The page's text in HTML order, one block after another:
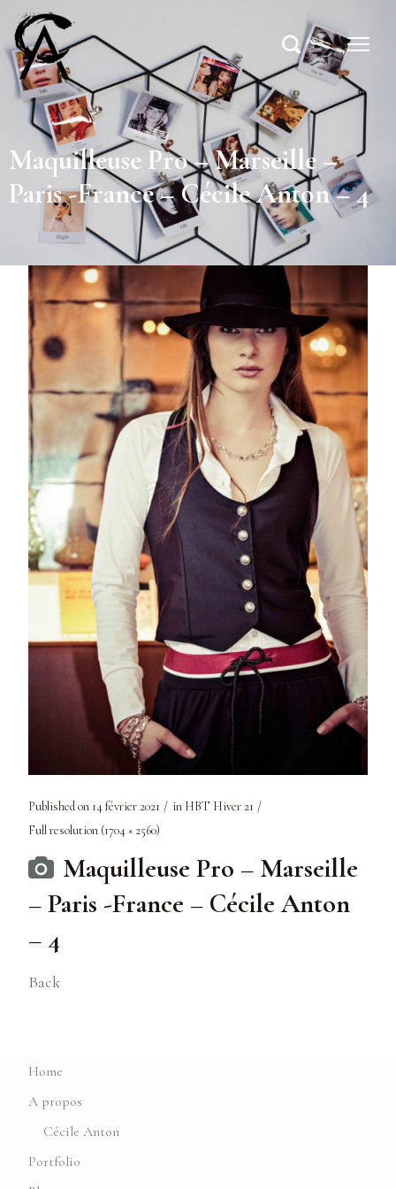
Maquilleuse Pro – Marseille –
Paris -France – Cécile Anton – 4
Published on 14 février 2021 in HBT Hiver 21
Full resolution (1704 × 2560)
Maquilleuse Pro – Marseille
– Paris -France – Cécile Anton
– 4
Back
Home
A propos
Cécile Anton
Portfolio